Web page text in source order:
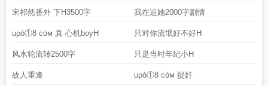
宋祁然番外 下H3500字 我在追她2000字剧情
uρó①8 cóм 真 心机boyH 只对你流氓好不好H
风水轮流转2500字 只是当时年纪小H
故人重逢 uρó①8 cóм 捉奸